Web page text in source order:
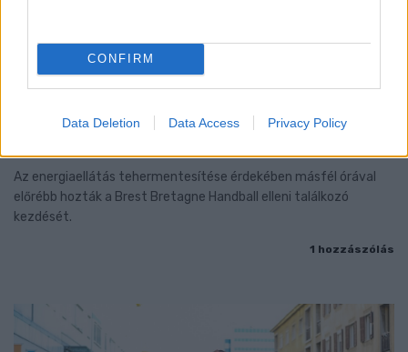
CONFIRM
Data Deletion Data Access Privacy Policy
A GYŐRI AUDI ETO KC PÉNTEKI FELKÉSZÜLÉSI
Az energiaellátás tehermentesítése érdekében másfél órával
előrébb hozták a Brest Bretagne Handball elleni találkozó
kezdését.
1 hozzászólás